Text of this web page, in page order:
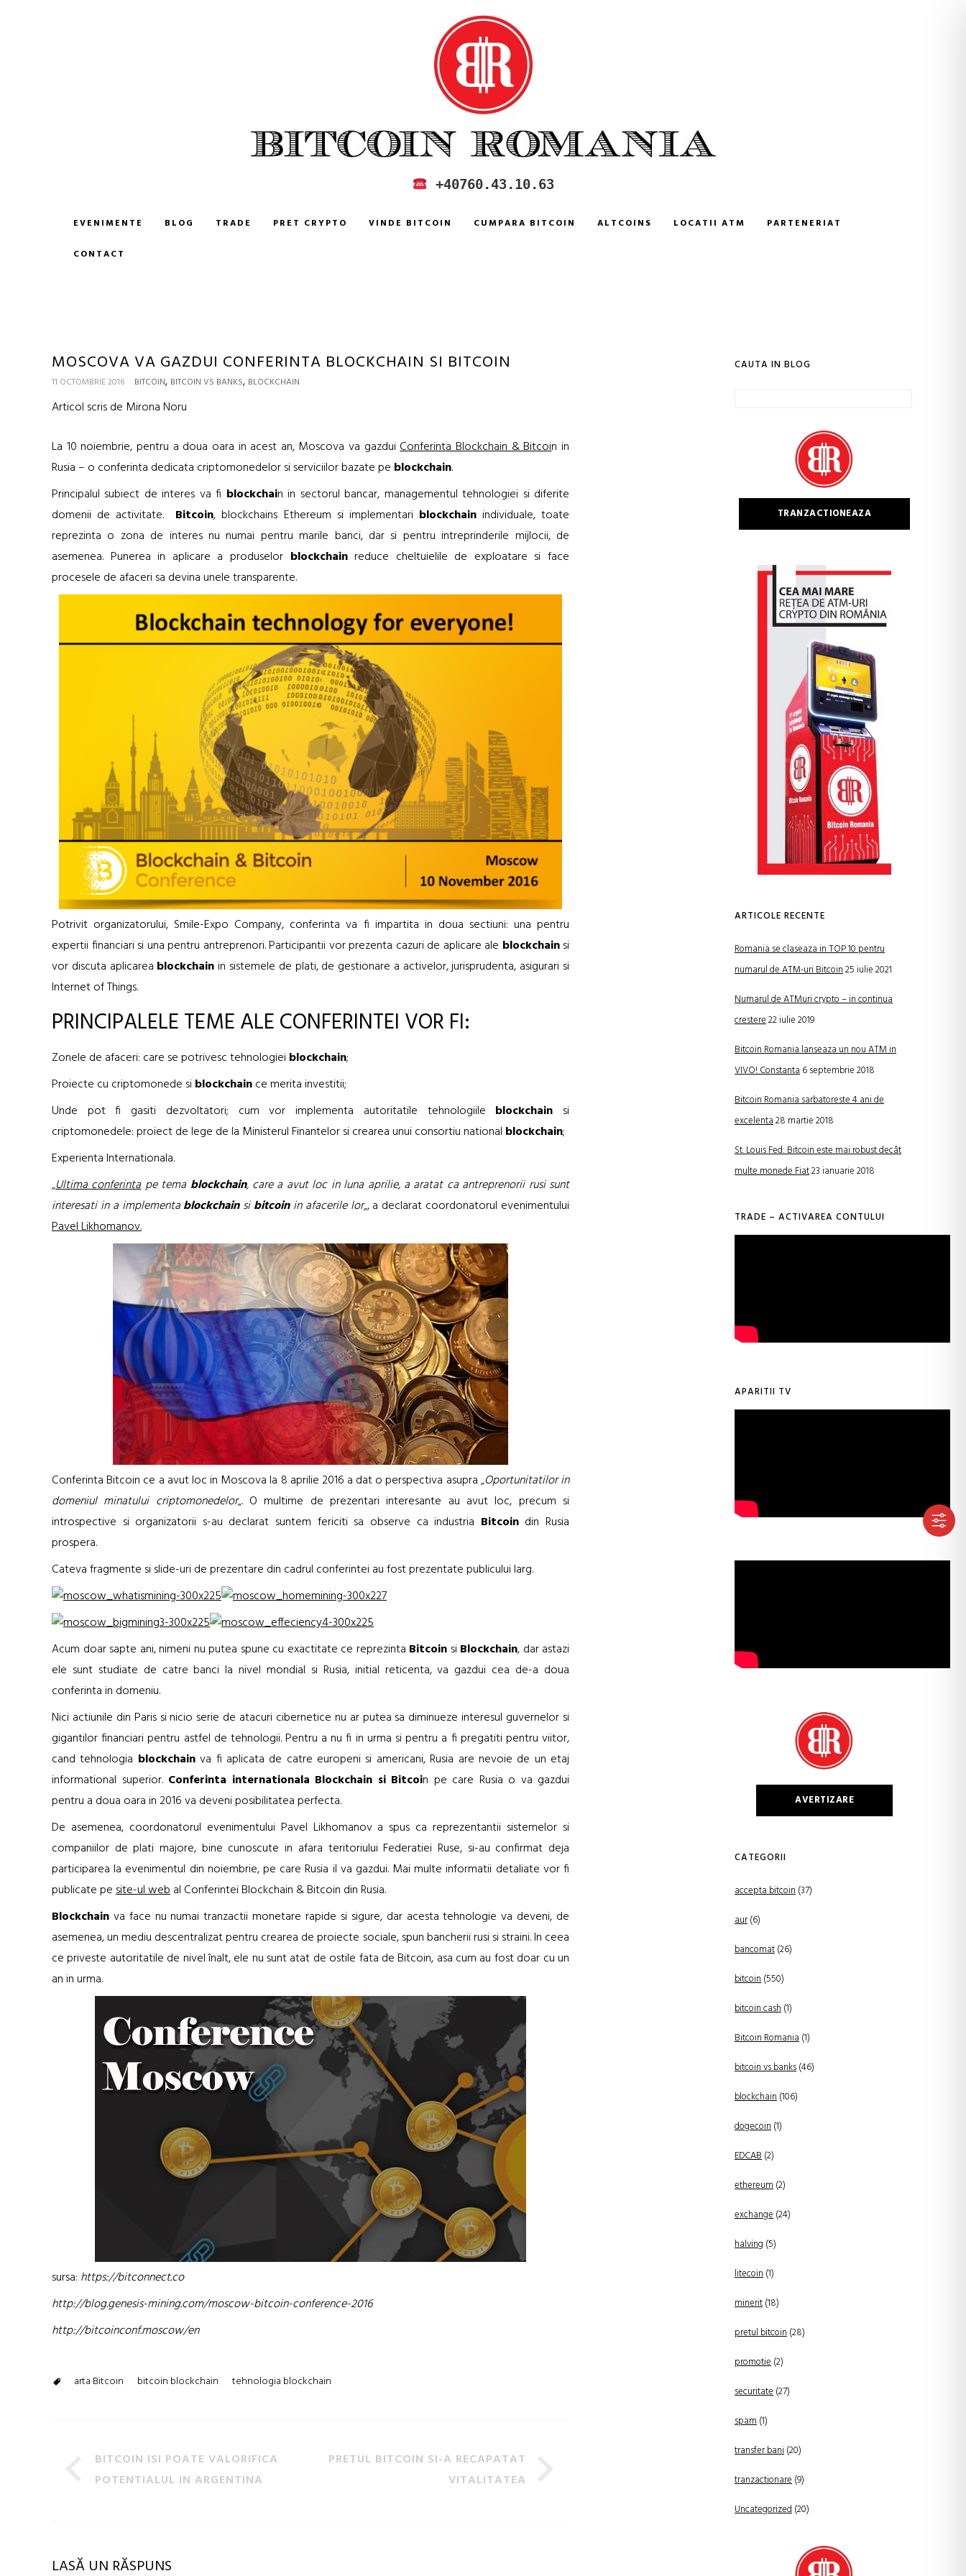
CUMPARA SI VINDE BITCOIN IN ROMANIA +40760.43.10.63
EVENIMENTE BLOG TRADE PRET CRYPTO VINDE BITCOIN CUMPARA BITCOIN ALTCOINS LOCATII ATM PARTENERIAT
CONTACT
MOSCOVA VA GAZDUI CONFERINTA BLOCKCHAIN SI BITCOIN
11 OCTOMBRIE 2016 BITCOIN, BITCOIN VS BANKS, BLOCKCHAIN
Articol scris de Mirona Noru
La 10 noiembrie, pentru a doua oara in acest an, Moscova va gazduiConferinta Blockchain & Bitcoin in
Rusia – o conferinta dedicata criptomonedelor si serviciilor bazate pe blockchain.
Principalul subiect de interes va fi blockchain in sectorul bancar, managementul tehnologiei si diferite
domenii de activitate. Bitcoin, blockchains Ethereum si implementari blockchainindividuale, toate
reprezinta o zona de interes nu numai pentru marile banci, dar si pentru intreprinderile mijlocii, de
asemenea. Punerea in aplicare a produselor blockchainreduce cheltuielile de exploatare si face
procesele de afaceri sa devina unele transparente.
Potrivit organizatorului, Smile-Expo Company, conferinta va fi impartita in doua sectiuni: una pentru
expertii financiari si una pentru antreprenori. Participantii vor prezenta cazuri de aplicare ale blockchainsi
vor discuta aplicarea blockchainin sistemele de plati, de gestionare a activelor, jurisprudenta, asigurari si
Internet of Things.
PRINCIPALELE TEME ALE CONFERINTEI VOR FI:
Zonele de afaceri: care se potrivesc tehnologieiblockchain;
Proiecte cu criptomonede siblockchaince merita investitii;
Unde pot fi gasiti dezvoltatori; cum vor implementa autoritatile tehnologiile blockchain si
criptomonedele: proiect de lege de la Ministerul Finantelor si crearea unui consortiu national blockchain;
Experienta Internationala.
„Ultima conferintape tema blockchain, care a avut loc in luna aprilie, a aratat ca antreprenorii rusi sunt
interesati in a implementablockchainsibitcoinin afacerile lor„, a declarat coordonatorul evenimentului
Pavel Likhomanov.
Conferinta Bitcoin ce a avut loc in Moscova la 8 aprilie 2016 a dat o perspectiva asupra „Oportunitatilor in
domeniul minatului criptomonedelor„. O multime de prezentari interesante au avut loc, precum si
introspective si organizatorii s-au declarat suntem fericiti sa observe ca industria Bitcoindin Rusia
prospera.
Cateva fragmente si slide-uri de prezentare din cadrul conferintei au fost prezentate publicului larg.
Acum doar sapte ani, nimeni nu putea spune cu exactitate ce reprezinta Bitcoin siBlockchain, dar astazi
ele sunt studiate de catre banci la nivel mondial si Rusia, initial reticenta, va gazdui cea de-a doua
conferinta in domeniu.
Nici actiunile din Paris si nicio serie de atacuri cibernetice nu ar putea sa diminueze interesul guvernelor si
gigantilor financiari pentru astfel de tehnologii. Pentru a nu fi in urma si pentru a fi pregatiti pentru viitor,
cand tehnologia blockchainva fi aplicata de catre europeni si americani, Rusia are nevoie de un etaj
informational superior. Conferinta internationala Blockchain si Bitcoin pe care Rusia o va gazdui
pentru a doua oara in 2016 va deveni posibilitatea perfecta.
De asemenea, coordonatorul evenimentului Pavel Likhomanov a spus ca reprezentantii sistemelor si
companiilor de plati majore, bine cunoscute in afara teritoriului Federatiei Ruse, si-au confirmat deja
participarea la evenimentul din noiembrie, pe care Rusia il va gazdui. Mai multe informatii detaliate vor fi
publicate pesite-ul webal Conferintei Blockchain & Bitcoin din Rusia.
Blockchain va face nu numai tranzactii monetare rapide si sigure, dar acesta tehnologie va deveni, de
asemenea, un mediu descentralizat pentru crearea de proiecte sociale, spun bancherii rusi si straini. In ceea
ce priveste autoritatile de nivel înalt, ele nu sunt atat de ostile fata de Bitcoin, asa cum au fost doar cu un
an in urma.
sursa: https://bitconnect.co
http://blog.genesis-mining.com/moscow-bitcoin-conference-2016
http://bitcoinconf.moscow/en
arta Bitcoin bitcoin blockchain tehnologia blockchain
BITCOIN ISI POATE VALORIFICA
POTENTIALUL IN ARGENTINA
PRETUL BITCOIN SI-A RECAPATAT
VITALITATEA
LASĂ UN RĂSPUNS
CAUTA IN BLOG
TRANZACTIONEAZA
ARTICOLE RECENTE
Romania se claseaza in TOP 10 pentru
numarul de ATM-uri Bitcoin25 iulie 2021
Numarul de ATMuri crypto – in continua
crestere22 iulie 2019
Bitcoin Romania lanseaza un nou ATM in
VIVO! Constanta6 septembrie 2018
Bitcoin Romania sarbatoreste 4 ani de
excelenta28 martie 2018
St. Louis Fed: Bitcoin este mai robust decât
multe monede Fiat23 ianuarie 2018
TRADE – ACTIVAREA CONTULUI
APARITII TV
AVERTIZARE
CATEGORII
accepta bitcoin(37)
aur(6)
bancomat(26)
bitcoin(550)
bitcoin cash(1)
Bitcoin Romania(1)
bitcoin vs banks(46)
blockchain(106)
dogecoin(1)
EDCAB(2)
ethereum(2)
exchange(24)
halving (5)
litecoin(1)
minerit(18)
pretul bitcoin(28)
promotie(2)
securitate(27)
spam(1)
transfer bani(20)
tranzactionare(9)
Uncategorized(20)